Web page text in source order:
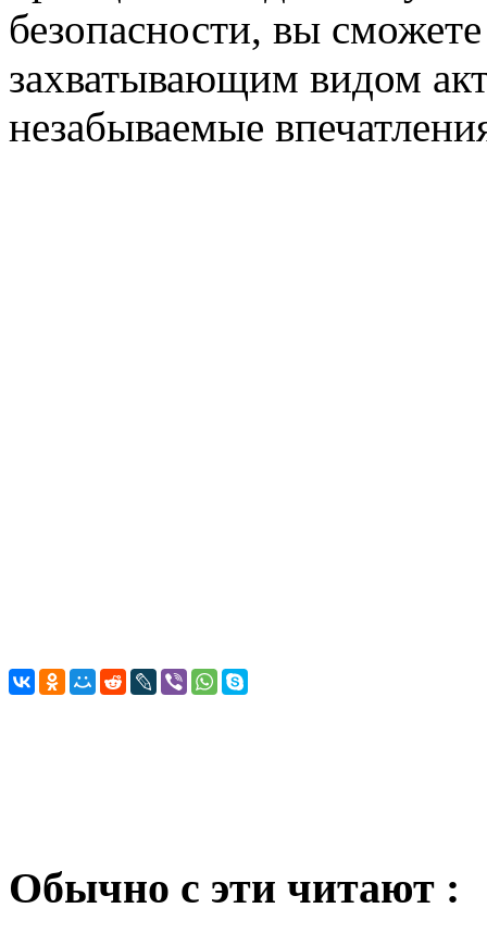
безопасности, вы
захватывающим видом
незабываемые
Обычно с эти читают :